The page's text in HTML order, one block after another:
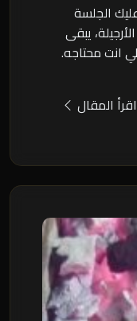
الجلسة
يبقى
انت محتاجه.
اقرأ المقال